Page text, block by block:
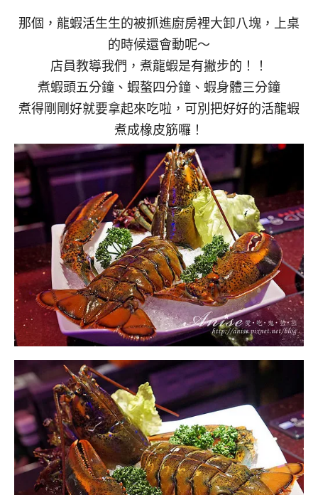
那個，龍蝦活生生的被抓進廚房裡大卸八塊，上桌
的時候還會動呢～
店員教導我們，煮龍蝦是有撇步的！！
煮蝦頭五分鐘、蝦螯四分鐘、蝦身體三分鐘
煮得剛剛好就要拿起來吃啦，可別把好好的活龍蝦
煮成橡皮筋囉！